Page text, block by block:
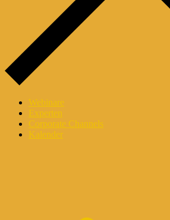
Webinare
Experten
Corporate Channels
Kalender